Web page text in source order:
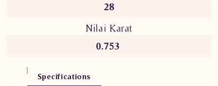
28
Nilai Karat
0.753
Specifications